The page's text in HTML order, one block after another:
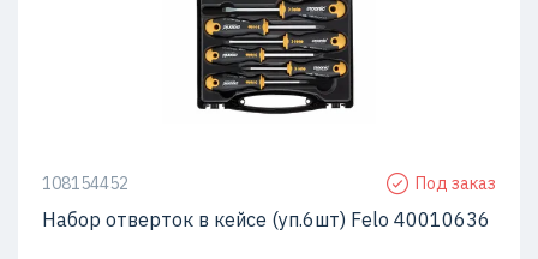
108154452 Под заказ
Набор отверток в кейсе (уп.6шт) Felo 40010636